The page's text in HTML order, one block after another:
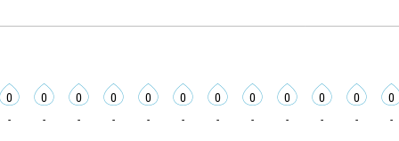
0 0 0 0 0 0 0 0 0 0 0 0
- - - - - - - - - - - -